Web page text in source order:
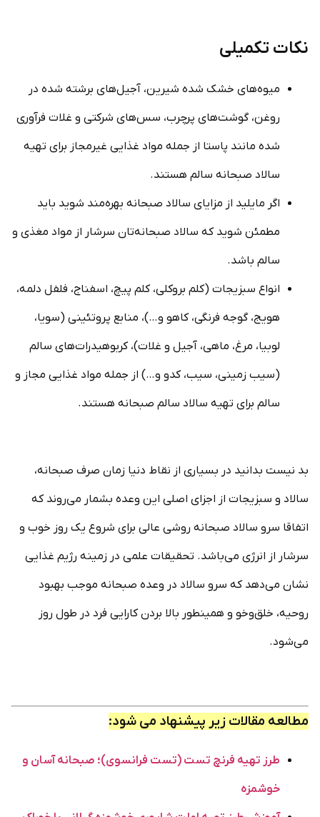
نکات تکمیلی
میوه‌های خشک شده شیرین، آجیل‌های برشته شده در
روغن، گوشت‌های پرچرب، سس‌های شرکتی و غلات فرآوری
شده مانند پاستا از جمله مواد غذایی غیرمجاز برای تهیه
سالاد صبحانه سالم هستند.
اگر مایلید از مزایای سالاد صبحانه بهره‌مند شوید باید
مطمئن شوید که سالاد صبحانه‌تان سرشار از مواد مغذی و
سالم باشد.
انواع سبزیجات (کلم بروکلی، کلم پیچ، اسفناج، فلفل دلمه،
هویج، گوجه فرنگی، کاهو و…)، منابع پروتئینی (سویا،
لوبیا، مرغ، ماهی، آجیل و غلات)، کربوهیدرات‌های سالم
(سیب زمینی، سیب، کدو و…) از جمله مواد غذایی مجاز و
سالم برای تهیه سالاد سالم صبحانه هستند.
بد نیست بدانید در بسیاری از نقاط دنیا زمان صرف صبحانه،
سالاد و سبزیجات از اجزای اصلی این وعده بشمار می‌روند که
اتفاقا سرو سالاد صبحانه روشی عالی برای شروع یک روز خوب و
سرشار از انرژی می‌باشد. تحقیقات علمی در زمینه رژیم غذایی
نشان می‌دهد که سرو سالاد در وعده صبحانه موجب بهبود
روحیه، خلق‌وخو و همینطور بالا بردن کارایی فرد در طول روز
می‌شود.
مطالعه مقالات زیر پیشنهاد می شود:
طرز تهیه فرنچ تست (تست فرانسوی)؛ صبحانه آسان و
خوشمزه